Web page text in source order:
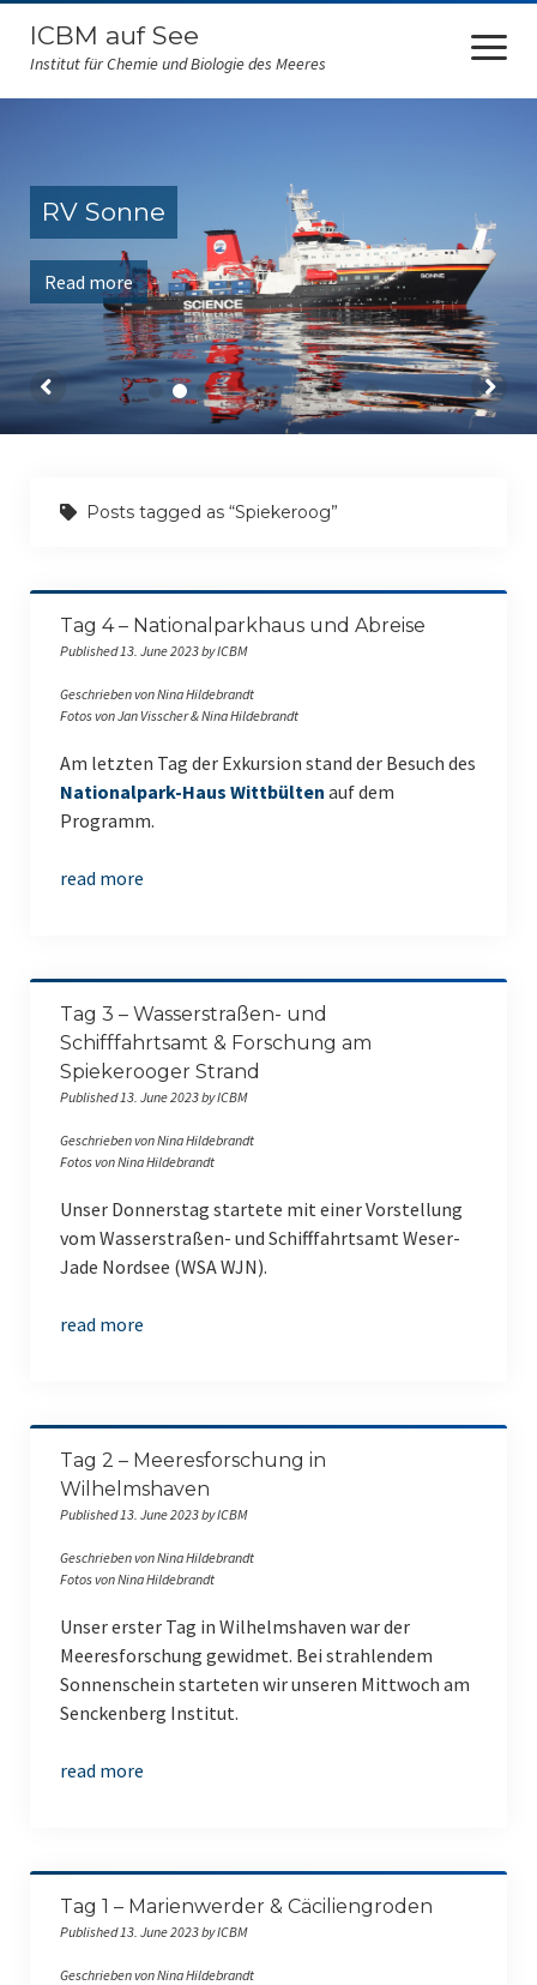
ICBM auf See
Institut für Chemie und Biologie des Meeres
open
menu
FS Sonne
RV Polarstern
FS Falkor
FK Senckenberg
Amazone
RV Maria S. Merian
RV Meteor
ICBM on Tour
Indonesien (Sep. 2022)
Indonesien (Mar. 2020)
English
RV Sonne
Read more
Posts tagged as “Spiekeroog”
Tag 4 – Nationalparkhaus und Abreise
Published 13. June 2023 by ICBM
Geschrieben von Nina Hildebrandt
Fotos von Jan Visscher & Nina Hildebrandt
Am letzten Tag der Exkursion stand der Besuch des
Nationalpark-Haus Wittbülten auf dem
Programm.
read more
Tag 3 – Wasserstraßen- und
Schifffahrtsamt & Forschung am
Spiekerooger Strand
Published 13. June 2023 by ICBM
Geschrieben von Nina Hildebrandt
Fotos von Nina Hildebrandt
Unser Donnerstag startete mit einer Vorstellung
vom Wasserstraßen- und Schifffahrtsamt Weser-
Jade Nordsee (WSA WJN).
read more
Tag 2 – Meeresforschung in
Wilhelmshaven
Published 13. June 2023 by ICBM
Geschrieben von Nina Hildebrandt
Fotos von Nina Hildebrandt
Unser erster Tag in Wilhelmshaven war der
Meeresforschung gewidmet. Bei strahlendem
Sonnenschein starteten wir unseren Mittwoch am
Senckenberg Institut.
read more
Tag 1 – Marienwerder & Cäciliengroden
Published 13. June 2023 by ICBM
Geschrieben von Nina Hildebrandt